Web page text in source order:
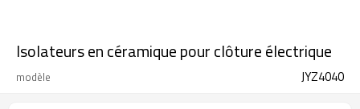
Isolateurs en céramique pour clôture électrique
modèle JYZ4040